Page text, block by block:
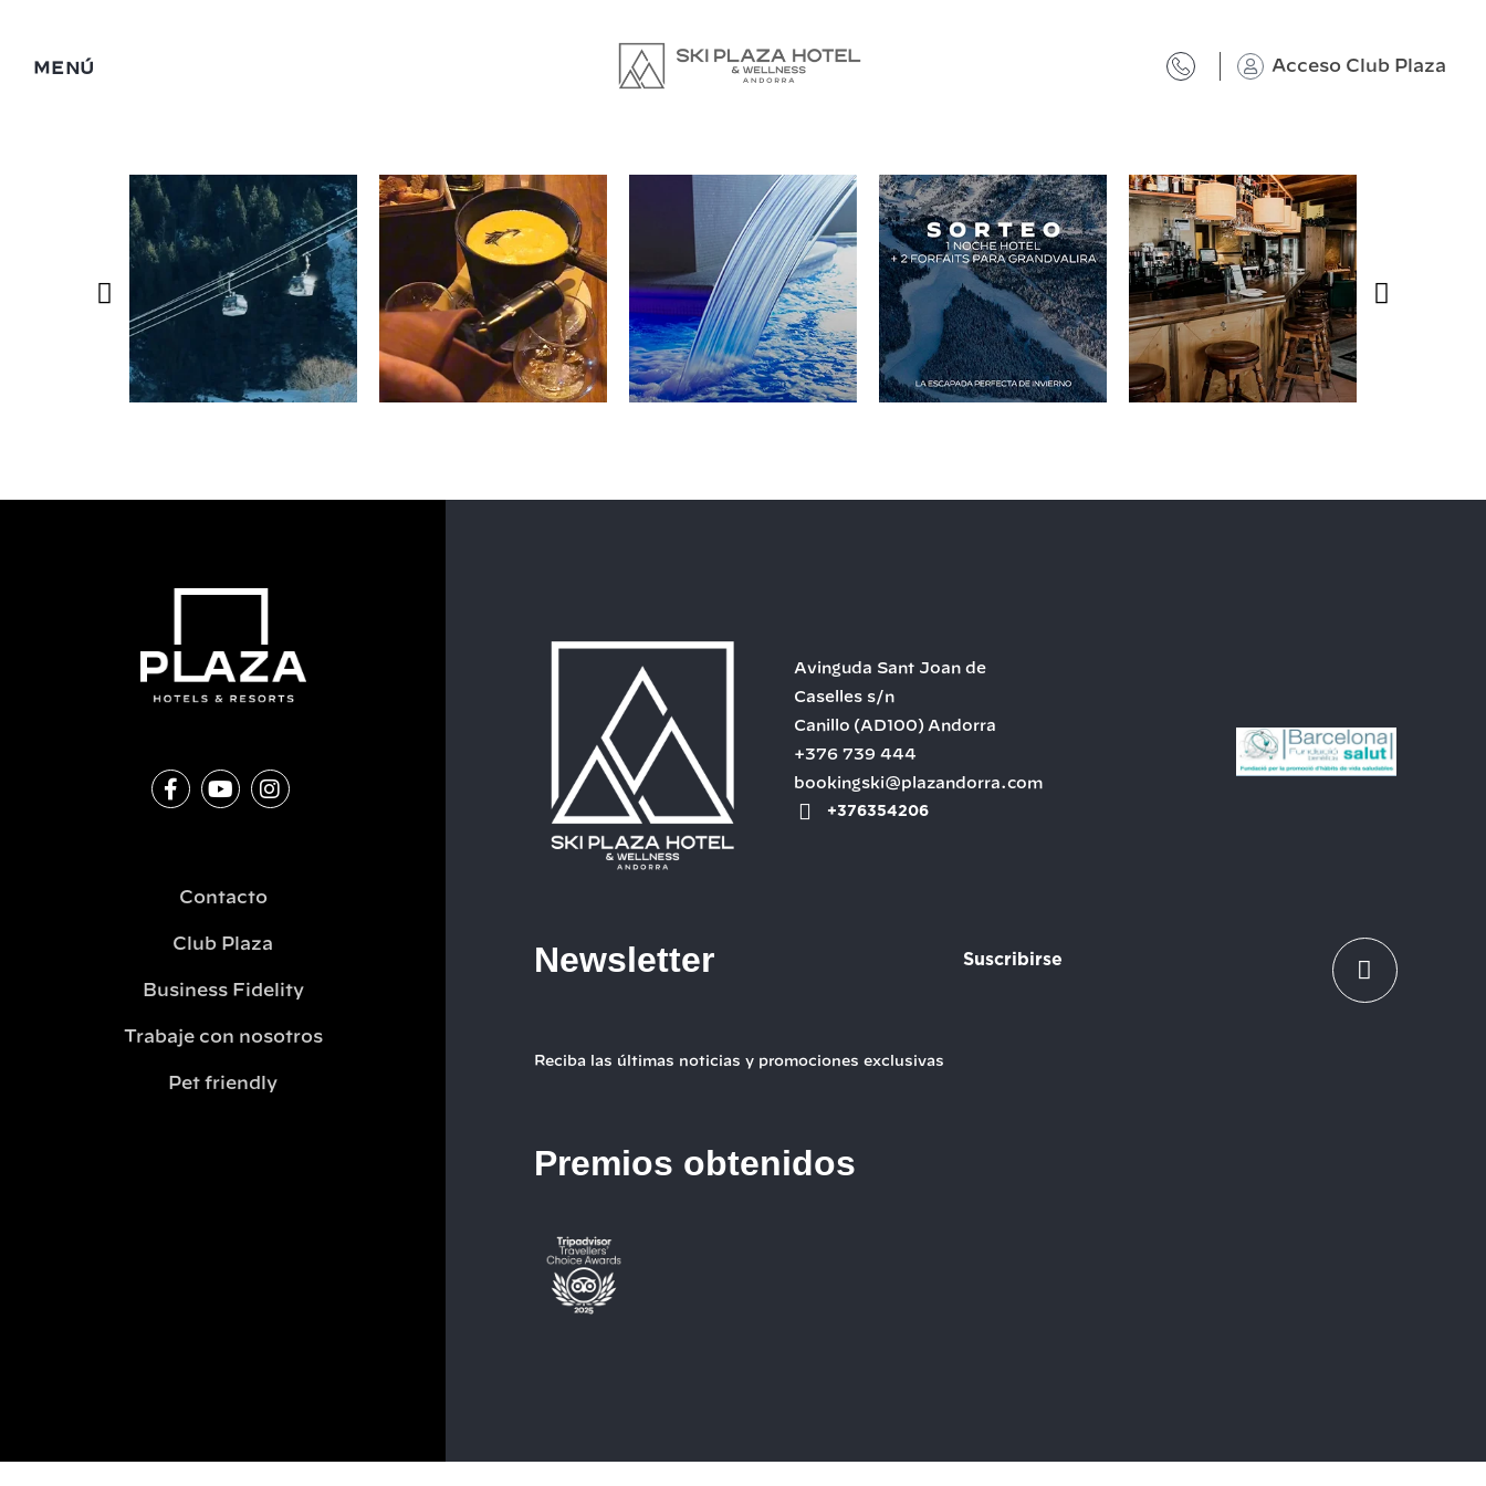
MENÚ Acceso Club Plaza
Contacto
Club Plaza
Business Fidelity
Trabaje con nosotros
Pet friendly
Avinguda Sant Joan de
Caselles s/n
Canillo (AD100) Andorra
+376 739 444
bookingski@plazandorra.com
+376354206
Newsletter Suscribirse
Reciba las últimas noticias y promociones exclusivas
Premios obtenidos